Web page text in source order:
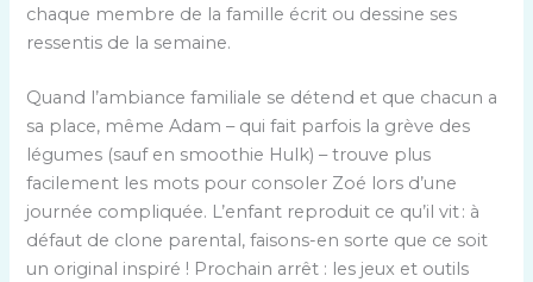
chaque membre de la famille écrit ou dessine ses
ressentis de la semaine.
Quand l’ambiance familiale se détend et que chacun a
sa place, même Adam – qui fait parfois la grève des
légumes (sauf en smoothie Hulk) – trouve plus
facilement les mots pour consoler Zoé lors d’une
journée compliquée. L’enfant reproduit ce qu’il vit : à
défaut de clone parental, faisons-en sorte que ce soit
un original inspiré ! Prochain arrêt : les jeux et outils